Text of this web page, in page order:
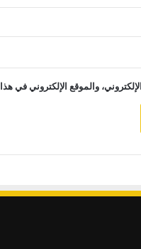
والموقع الإلكتروني في